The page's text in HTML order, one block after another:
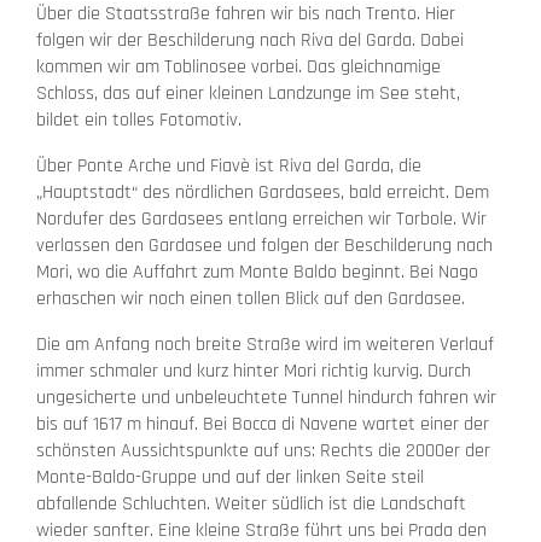
Über die Staatsstraße fahren wir bis nach Trento. Hier
folgen wir der Beschilderung nach Riva del Garda. Dabei
kommen wir am Toblinosee vorbei. Das gleichnamige
Schloss, das auf einer kleinen Landzunge im See steht,
bildet ein tolles Fotomotiv.
Über Ponte Arche und Fiavè ist Riva del Garda, die
„Hauptstadt“ des nördlichen Gardasees, bald erreicht. Dem
Nordufer des Gardasees entlang erreichen wir Torbole. Wir
verlassen den Gardasee und folgen der Beschilderung nach
Mori, wo die Auffahrt zum Monte Baldo beginnt. Bei Nago
erhaschen wir noch einen tollen Blick auf den Gardasee.
Die am Anfang noch breite Straße wird im weiteren Verlauf
immer schmaler und kurz hinter Mori richtig kurvig. Durch
ungesicherte und unbeleuchtete Tunnel hindurch fahren wir
bis auf 1617 m hinauf. Bei Bocca di Navene wartet einer der
schönsten Aussichtspunkte auf uns: Rechts die 2000er der
Monte-Baldo-Gruppe und auf der linken Seite steil
abfallende Schluchten. Weiter südlich ist die Landschaft
wieder sanfter. Eine kleine Straße führt uns bei Prada den